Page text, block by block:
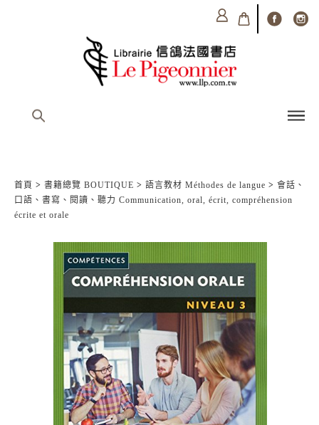
首頁 > 書籍總覽 BOUTIQUE > 語言教材 Méthodes de langue > 會話、
口語、書寫、閱讀、聽力 Communication, oral, écrit, compréhension
écrite et orale